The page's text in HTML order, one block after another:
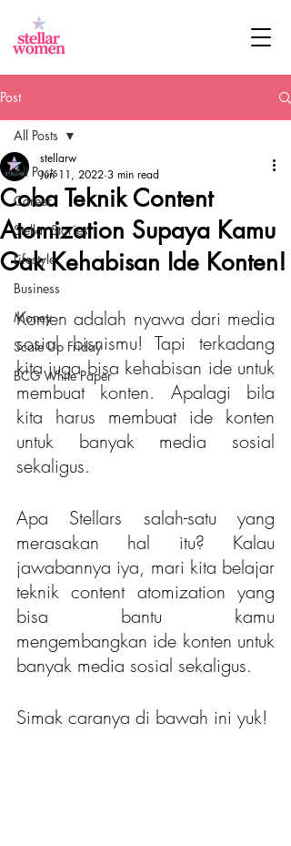
Post
All Posts
Career
Stellar Stories
Lifestyle
Business
Money
Scale Up Friday
BCG White Paper
All Posts
Coba Teknik Content
Atomization Supaya Kamu
Gak Kehabisan Ide Konten!
stellarw
Jun 11, 2022 3 min read
Konten adalah nyawa dari media
sosial bisnismu! Tapi terkadang
kita juga bisa kehabisan ide untuk
membuat konten. Apalagi bila
kita harus membuat ide konten
untuk banyak media sosial
sekaligus.
Apa Stellars salah-satu yang
merasakan hal itu? Kalau
jawabannya iya, mari kita belajar
teknik content atomization yang
bisa bantu kamu
mengembangkan ide konten untuk
banyak media sosial sekaligus.
Simak caranya di bawah ini yuk!